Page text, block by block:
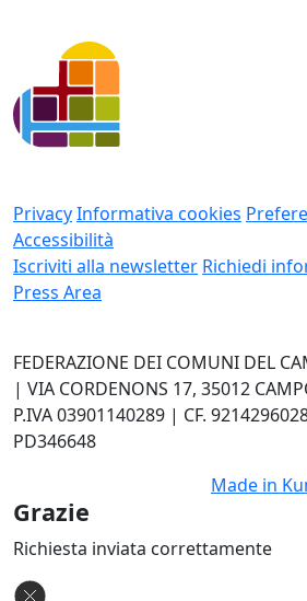
PrivacyInformativa cookies
Accessibilità
Iscriviti alla newsletter Richiedi
Press Area
FEDERAZIONE DEI COMUNI DEL
| VIA CORDENONS 17, 35012
P.IVA 03901140289 | CF.
PD346648
Made in
Grazie
Richiesta inviata correttamente